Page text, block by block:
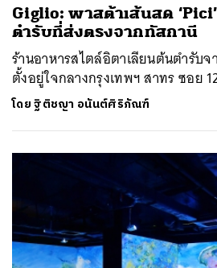
Giglio: พาสต้าเส้นสด
ตำรับที่ส่งตรงจากทัสกานี
ร้านอาหารสไตล์อิตาเลียนต้นตำรับ
ตั้งอยู่ใจกลางกรุงเทพฯ สาทร ซอย
โดยฐิติชญา อนันต์ศิริภัณฑ์